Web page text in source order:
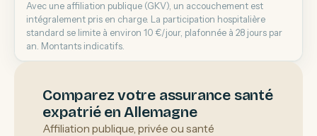
Avec une affiliation publique (GKV), un accouchement est
intégralement pris en charge. La participation hospitalière
standard se limite à environ 10 €/jour, plafonnée à 28 jours par
an. Montants indicatifs.
Comparez votre assurance santé
expatrié en Allemagne
Affiliation publique, privée ou santé